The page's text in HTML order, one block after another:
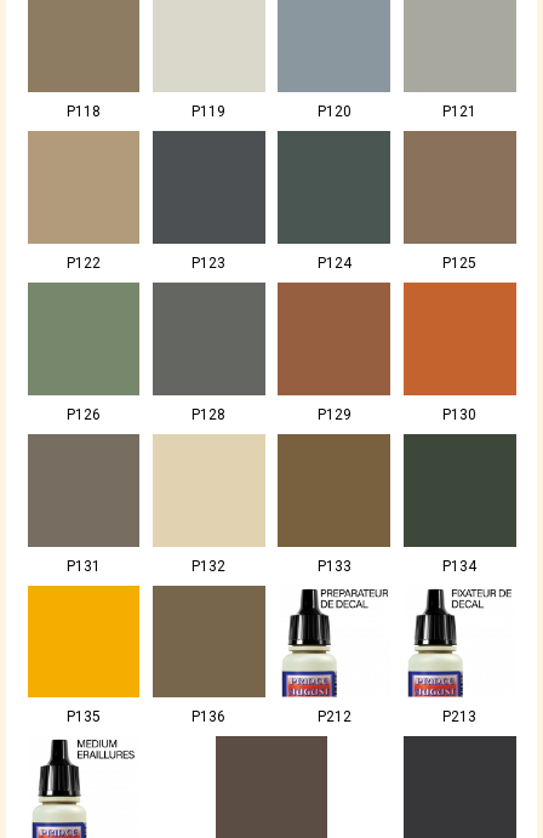
P118 P119 P120 P121
P122 P123 P124 P125
P126 P128 P129 P130
P131 P132 P133 P134
P135 P136 P212 P213